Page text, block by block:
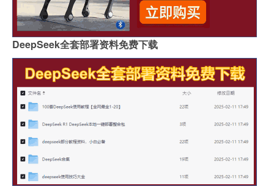
DeepSeek全套部署资料免费下载